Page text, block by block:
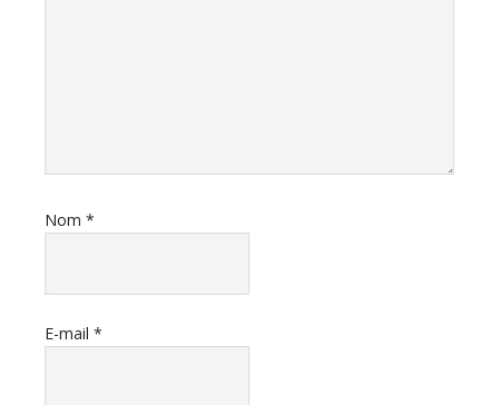
Nom *
E-mail *